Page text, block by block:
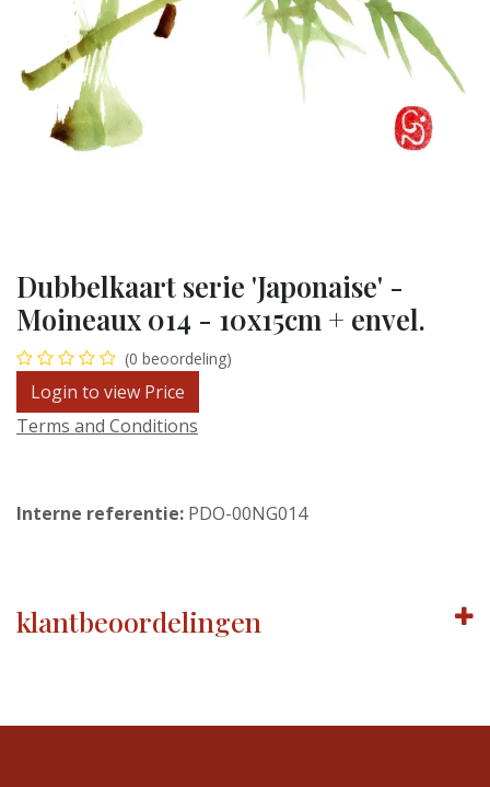
Dubbelkaart serie 'Japonaise' -
Moineaux 014 - 10x15cm + envel.
(0 beoordeling)
Login to view Price
Terms and Conditions
Interne referentie: PDO-00NG014
klantbeoordelingen